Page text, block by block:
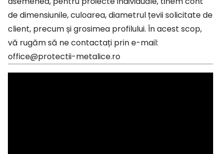
de dimensiunile, culoarea, diametrul țevii solicitate de
client, precum și grosimea profilului. În acest scop,
vă rugăm să ne contactați prin e-mail:
office@protectii-metalice.ro